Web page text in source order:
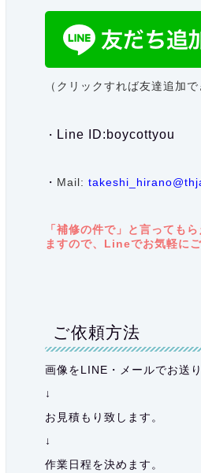
（クリックすれば友達追加
・ Line ID:boycottyou
・ Mail:
「補修の件で」と言っても
ますので、Lineでお気軽に
ご依頼方法
画像をLINE・メールでお送り
↓
お見積もり致します。
↓
作業日程を決めます。